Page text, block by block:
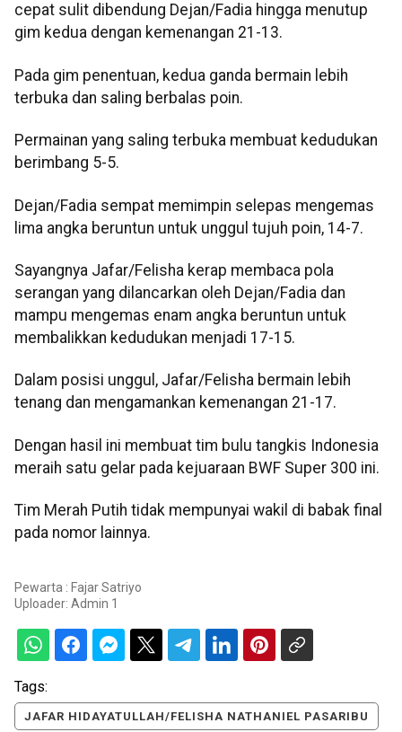
cepat sulit dibendung Dejan/Fadia hingga menutup
gim kedua dengan kemenangan 21-13.
Pada gim penentuan, kedua ganda bermain lebih
terbuka dan saling berbalas poin.
Permainan yang saling terbuka membuat kedudukan
berimbang 5-5.
Dejan/Fadia sempat memimpin selepas mengemas
lima angka beruntun untuk unggul tujuh poin, 14-7.
Sayangnya Jafar/Felisha kerap membaca pola
serangan yang dilancarkan oleh Dejan/Fadia dan
mampu mengemas enam angka beruntun untuk
membalikkan kedudukan menjadi 17-15.
Dalam posisi unggul, Jafar/Felisha bermain lebih
tenang dan mengamankan kemenangan 21-17.
Dengan hasil ini membuat tim bulu tangkis Indonesia
meraih satu gelar pada kejuaraan BWF Super 300 ini.
Tim Merah Putih tidak mempunyai wakil di babak final
pada nomor lainnya.
Pewarta : Fajar Satriyo
Uploader: Admin 1
Tags:
JAFAR HIDAYATULLAH/FELISHA NATHANIEL PASARIBU